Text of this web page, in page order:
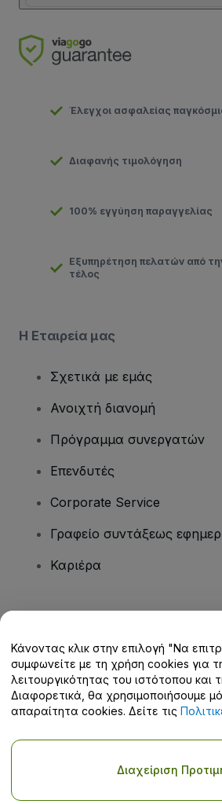
Έλεγχοι ασφαλείας
Διαφανής τιμολόγηση
100% εγγύηση παραγγελίας
Εξυπηρέτηση πελατών από
τέλος
Η Εταιρεία μας
Σχετικά με εμάς
Ανοιχτή διανομή
Πρόγραμμα συνεργατών
Επενδυτές
Corporate Service
Γραφείο συντάξεως
Καριέρα
Κέντρο βοήθειας /
Η χρήση αυτού του ιστότοπου συνιστά
Πολιτικής απορρήτου
Κάνοντας κλικ στην επιλογή "Να
συμφωνείτε με τη χρήση cookies για
λειτουργικότητας του ιστότοπου και
Διαφορετικά, θα χρησιμοποιήσουμε
απαραίτητα cookies. Δείτε τις
Διαχείριση